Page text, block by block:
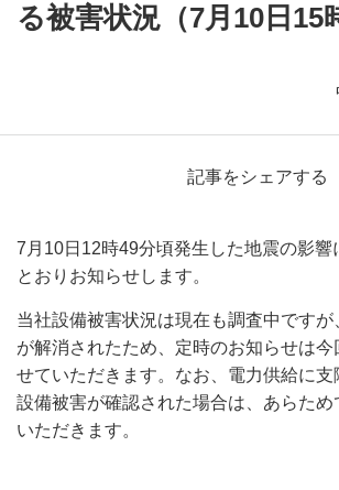
る被害状況（7月10日15
記事をシェアする
7月10日12時49分頃発生した地震の影響
とおりお知らせします。
当社設備被害状況は現在も調査中です
が解消されたため、定時のお知らせは今
せていただきます。なお、電力供給に支
設備被害が確認された場合は、あらため
いただきます。